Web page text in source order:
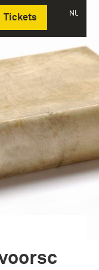
Tickets NL
Deutsch